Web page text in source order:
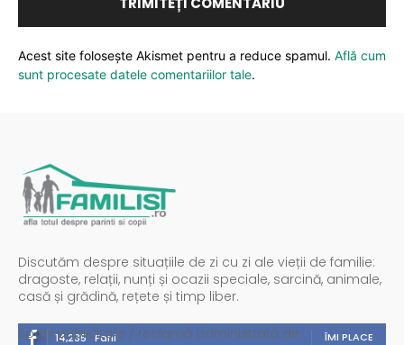
Acest site folosește Akismet pentru a reduce spamul. Află cum
sunt procesate datele comentariilor tale.
Discutăm despre situațiile de zi cu zi ale vieții de familie:
dragoste, relații, nunți și ocazii speciale, sarcină, animale,
casă și grădină, rețete și timp liber.
14,235 Fani ÎMI PLACE
Spații publicitare / reclamă administrată de